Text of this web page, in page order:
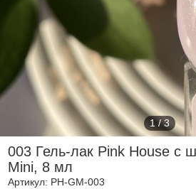
1/3
003 Гель-лак Pink House с
Mini, 8 мл
Артикул: PH-GM-003